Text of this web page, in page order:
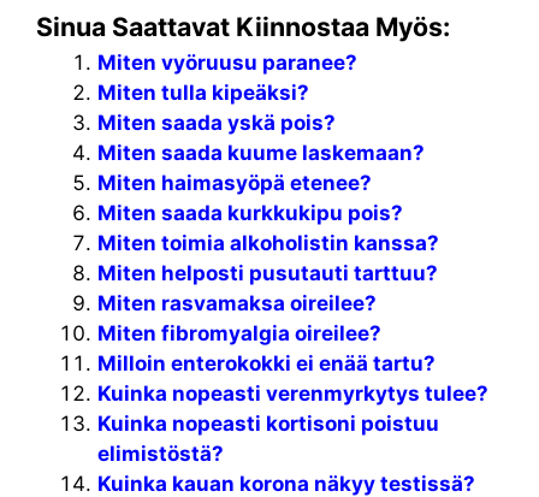
Sinua Saattavat Kiinnostaa Myös:
Miten vyöruusu paranee?
Miten tulla kipeäksi?
Miten saada yskä pois?
Miten saada kuume laskemaan?
Miten haimasyöpä etenee?
Miten saada kurkkukipu pois?
Miten toimia alkoholistin kanssa?
Miten helposti pusutauti tarttuu?
Miten rasvamaksa oireilee?
Miten fibromyalgia oireilee?
Milloin enterokokki ei enää tartu?
Kuinka nopeasti verenmyrkytys tulee?
Kuinka nopeasti kortisoni poistuu
elimistöstä?
Kuinka kauan korona näkyy testissä?